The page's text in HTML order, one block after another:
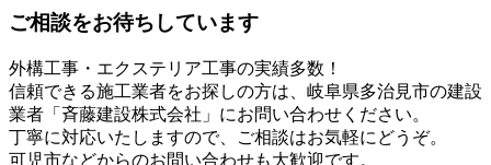
ご相談をお待ちしています
外構工事・エクステリア工事の実績多数！
信頼できる施工業者をお探しの方は、岐阜県多治見市の建設
業者「斉藤建設株式会社」にお問い合わせください。
丁寧に対応いたしますので、ご相談はお気軽にどうぞ。
可児市などからのお問い合わせも大歓迎です。